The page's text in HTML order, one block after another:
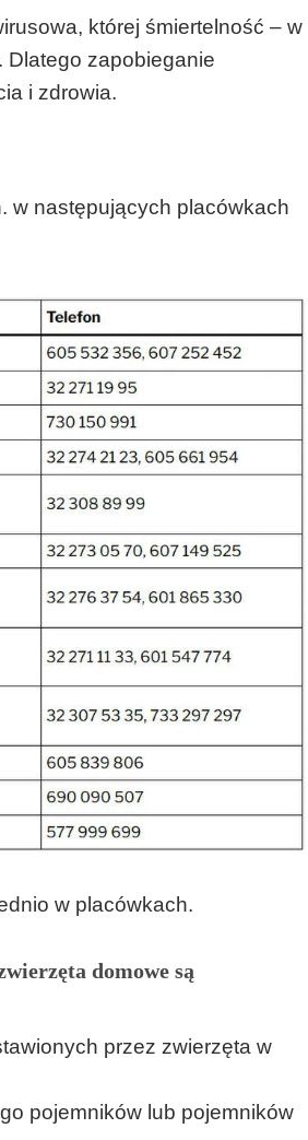
której śmiertelność – w
Dlatego zapobieganie
i zdrowia.
w następujących placówkach
w placówkach.
domowe są
przez zwierzęta w
pojemników lub pojemników